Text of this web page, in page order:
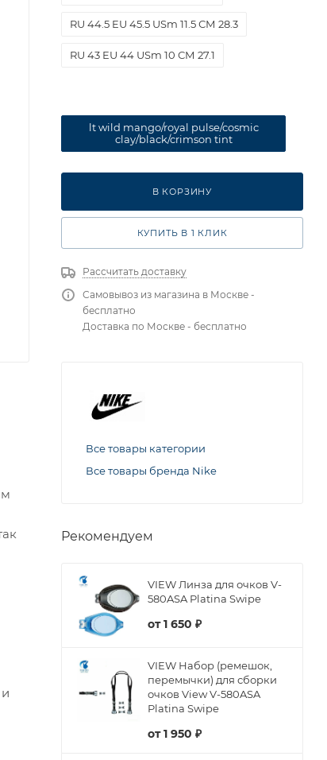
RU 44.5 EU 45.5 USm 11.5 СМ 28.3
RU 43 EU 44 USm 10 СМ 27.1
lt wild mango/royal pulse/cosmic
clay/black/crimson tint
В КОРЗИНУ
КУПИТЬ В 1 КЛИК
Рассчитать доставку
Самовывоз из магазина в Москве -
бесплатно
Доставка по Москве - бесплатно
Все товары категории
Все товары бренда Nike
Рекомендуем
VIEW Линза для очков V-
580ASA Platina Swipe
от1 650 ₽
VIEW Набор (ремешок,
перемычки) для сборки
очков View V-580ASA
Platina Swipe
от1 950 ₽